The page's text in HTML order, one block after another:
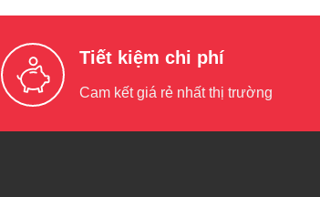
Tiết kiệm chi phí
Cam kết giá rẻ nhất thị trường